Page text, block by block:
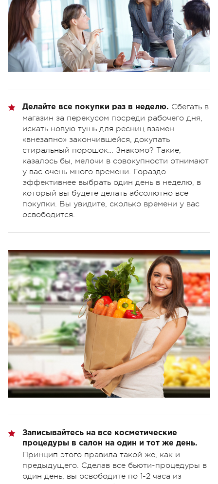
Делайте все покупки раз в неделю. Сбегать в
магазин за перекусом посреди рабочего дня,
искать новую тушь для ресниц взамен
«внезапно» закончившейся, докупать
стиральный порошок… Знакомо? Такие,
казалось бы, мелочи в совокупности отнимают
у вас очень много времени. Гораздо
эффективнее выбрать один день в неделю, в
который вы будете делать абсолютно все
покупки. Вы увидите, сколько времени у вас
освободится.
Записывайтесь на все косметические
процедуры в салон на один и тот же день.
Принцип этого правила такой же, как и
предыдущего. Сделав все бьюти-процедуры в
один день, вы освободите по 1-2 часа из